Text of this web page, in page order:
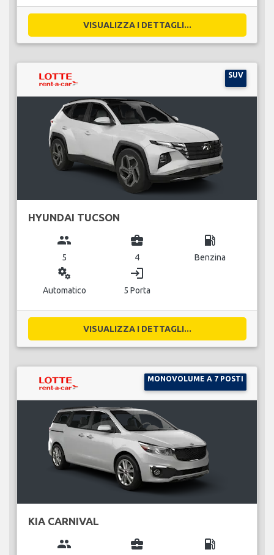
VISUALIZZA I DETTAGLI...
SUV
HYUNDAI TUCSON
group
5
business_center
4
local_gas_station
Benzina
miscellaneous_services
Automatico
login
5 Porta
VISUALIZZA I DETTAGLI...
MONOVOLUME A 7 POSTI
KIA CARNIVAL
group business_center local_gas_station